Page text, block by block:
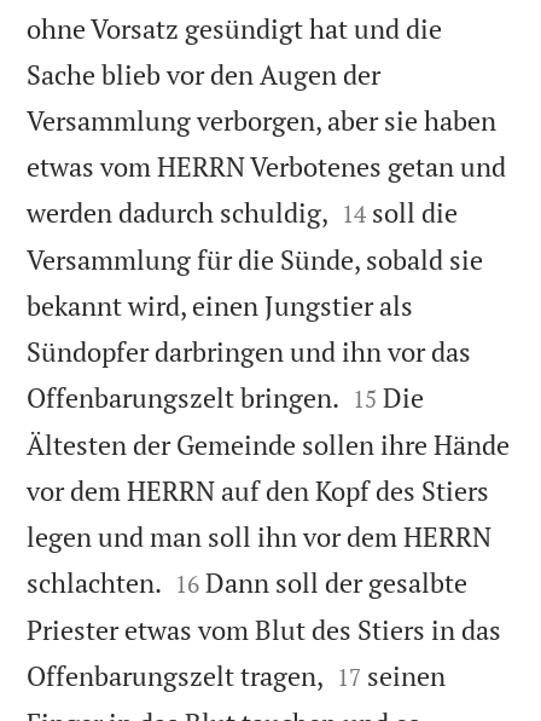
ohne Vorsatz gesündigt hat und die
Sache blieb vor den Augen der
Versammlung verborgen, aber sie haben
etwas vom HERRN Verbotenes getan und
werden dadurch schuldig, 

14 soll die
Versammlung für die Sünde, sobald sie
bekannt wird, einen Jungstier als
Sündopfer darbringen und ihn vor das
Offenbarungszelt bringen. 

15 Die
Ältesten der Gemeinde sollen ihre Hände
vor dem HERRN auf den Kopf des Stiers
legen und man soll ihn vor dem HERRN
schlachten. 

16 Dann soll der gesalbte
Priester etwas vom Blut des Stiers in das
Offenbarungszelt tragen, 

17 seinen